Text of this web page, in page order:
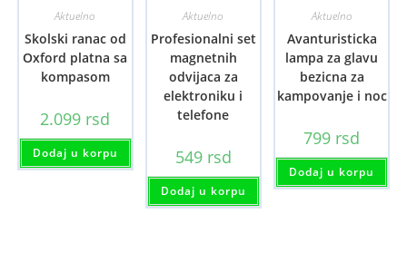
Aktuelno
Skolski ranac od
Oxford platna sa
kompasom
2.099 rsd
Dodaj u korpu
Aktuelno
Profesionalni set
magnetnih
odvijaca za
elektroniku i
telefone
549 rsd
Dodaj u korpu
Aktuelno
Avanturisticka
lampa za glavu
bezicna za
kampovanje i noc
799 rsd
Dodaj u korpu